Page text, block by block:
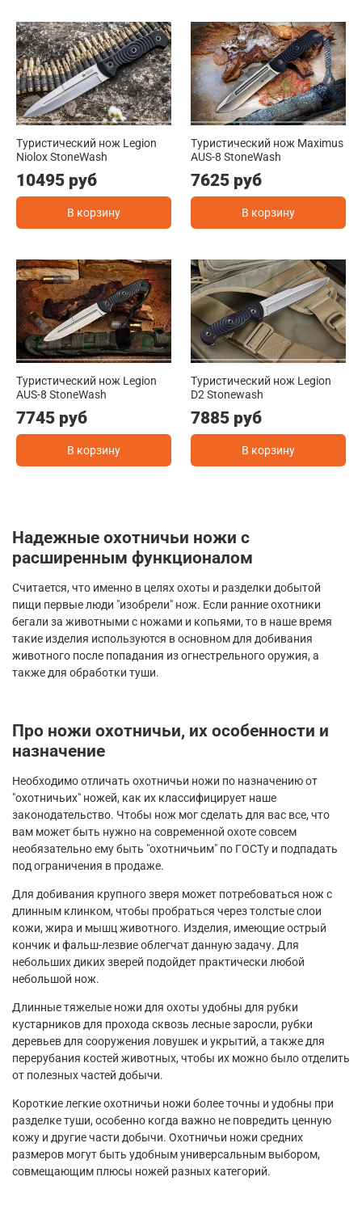
Туристический нож Legion
Niolox StoneWash
10495 руб
В корзину
Туристический нож Maximus
AUS-8 StoneWash
7625 руб
В корзину
Туристический нож Legion
AUS-8 StoneWash
7745 руб
В корзину
Туристический нож Legion
D2 Stonewash
7885 руб
В корзину
Надежные охотничьи ножи с
расширенным функционалом
Считается, что именно в целях охоты и разделки добытой
пищи первые люди "изобрели" нож. Если ранние охотники
бегали за животными с ножами и копьями, то в наше время
такие изделия используются в основном для добивания
животного после попадания из огнестрельного оружия, а
также для обработки туши.
Про ножи охотничьи, их особенности и
назначение
Необходимо отличать охотничьи ножи по назначению от
"охотничьих" ножей, как их классифицирует наше
законодательство. Чтобы нож мог сделать для вас все, что
вам может быть нужно на современной охоте совсем
необязательно ему быть "охотничьим" по ГОСТу и подпадать
под ограничения в продаже.
Для добивания крупного зверя может потребоваться нож с
длинным клинком, чтобы пробраться через толстые слои
кожи, жира и мышц животного. Изделия, имеющие острый
кончик и фальш-лезвие облегчат данную задачу. Для
небольших диких зверей подойдет практически любой
небольшой нож.
Длинные тяжелые ножи для охоты удобны для рубки
кустарников для прохода сквозь лесные заросли, рубки
деревьев для сооружения ловушек и укрытий, а также для
перерубания костей животных, чтобы их можно было отделить
от полезных частей добычи.
Короткие легкие охотничьи ножи более точны и удобны при
разделке туши, особенно когда важно не повредить ценную
кожу и другие части добычи. Охотничьи ножи средних
размеров могут быть удобным универсальным выбором,
совмещающим плюсы ножей разных категорий.